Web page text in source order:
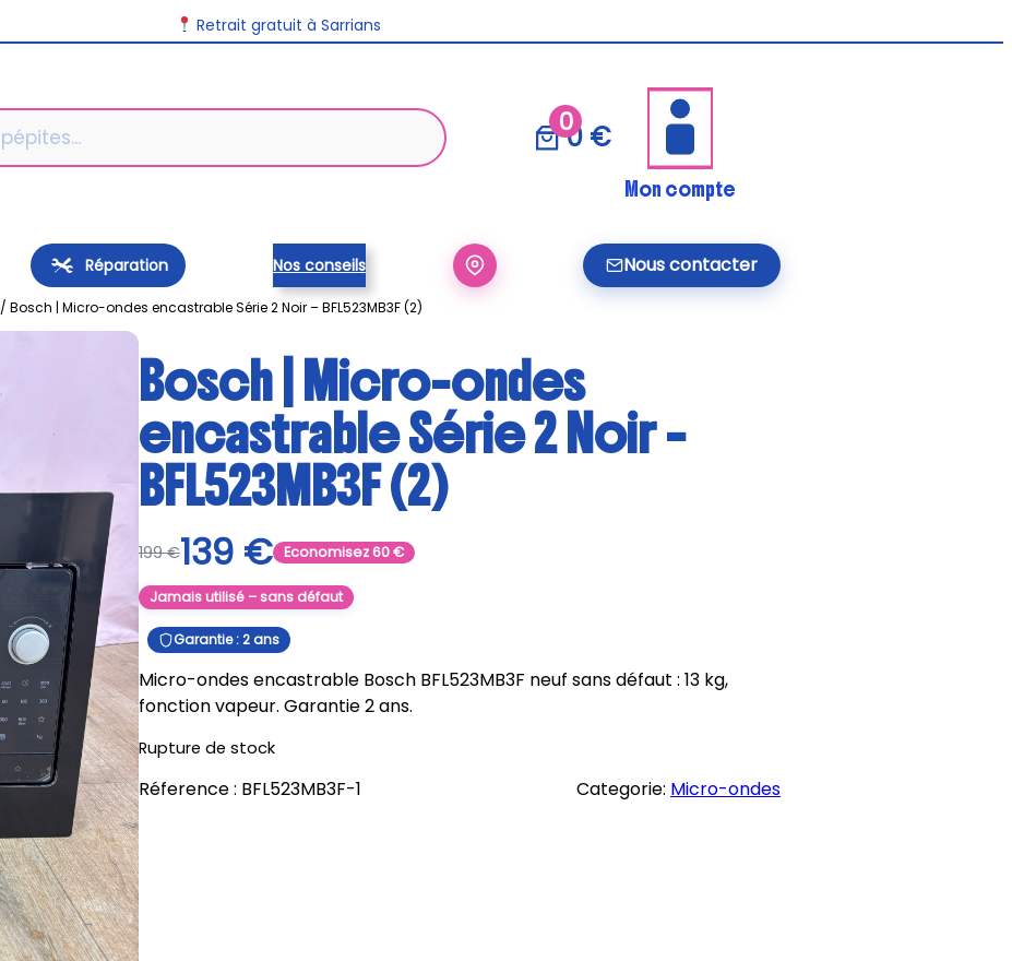
Retrait gratuit à Sarrians
00 €
Mon compte
Réparation Nous contacter
Nos conseils
/ Bosch | Micro-ondes encastrable Série 2 Noir – BFL523MB3F (2)
Bosch | Micro-ondes
encastrable Série 2 Noir –
BFL523MB3F (2)
199€139 € Economisez60€
Jamais utilisé – sans défaut
Garantie : 2 ans
Micro-ondes encastrable Bosch BFL523MB3F neuf sans défaut : 13 kg,
fonction vapeur. Garantie 2 ans.
Rupture de stock
Réference : BFL523MB3F-1 Categorie: Micro-ondes